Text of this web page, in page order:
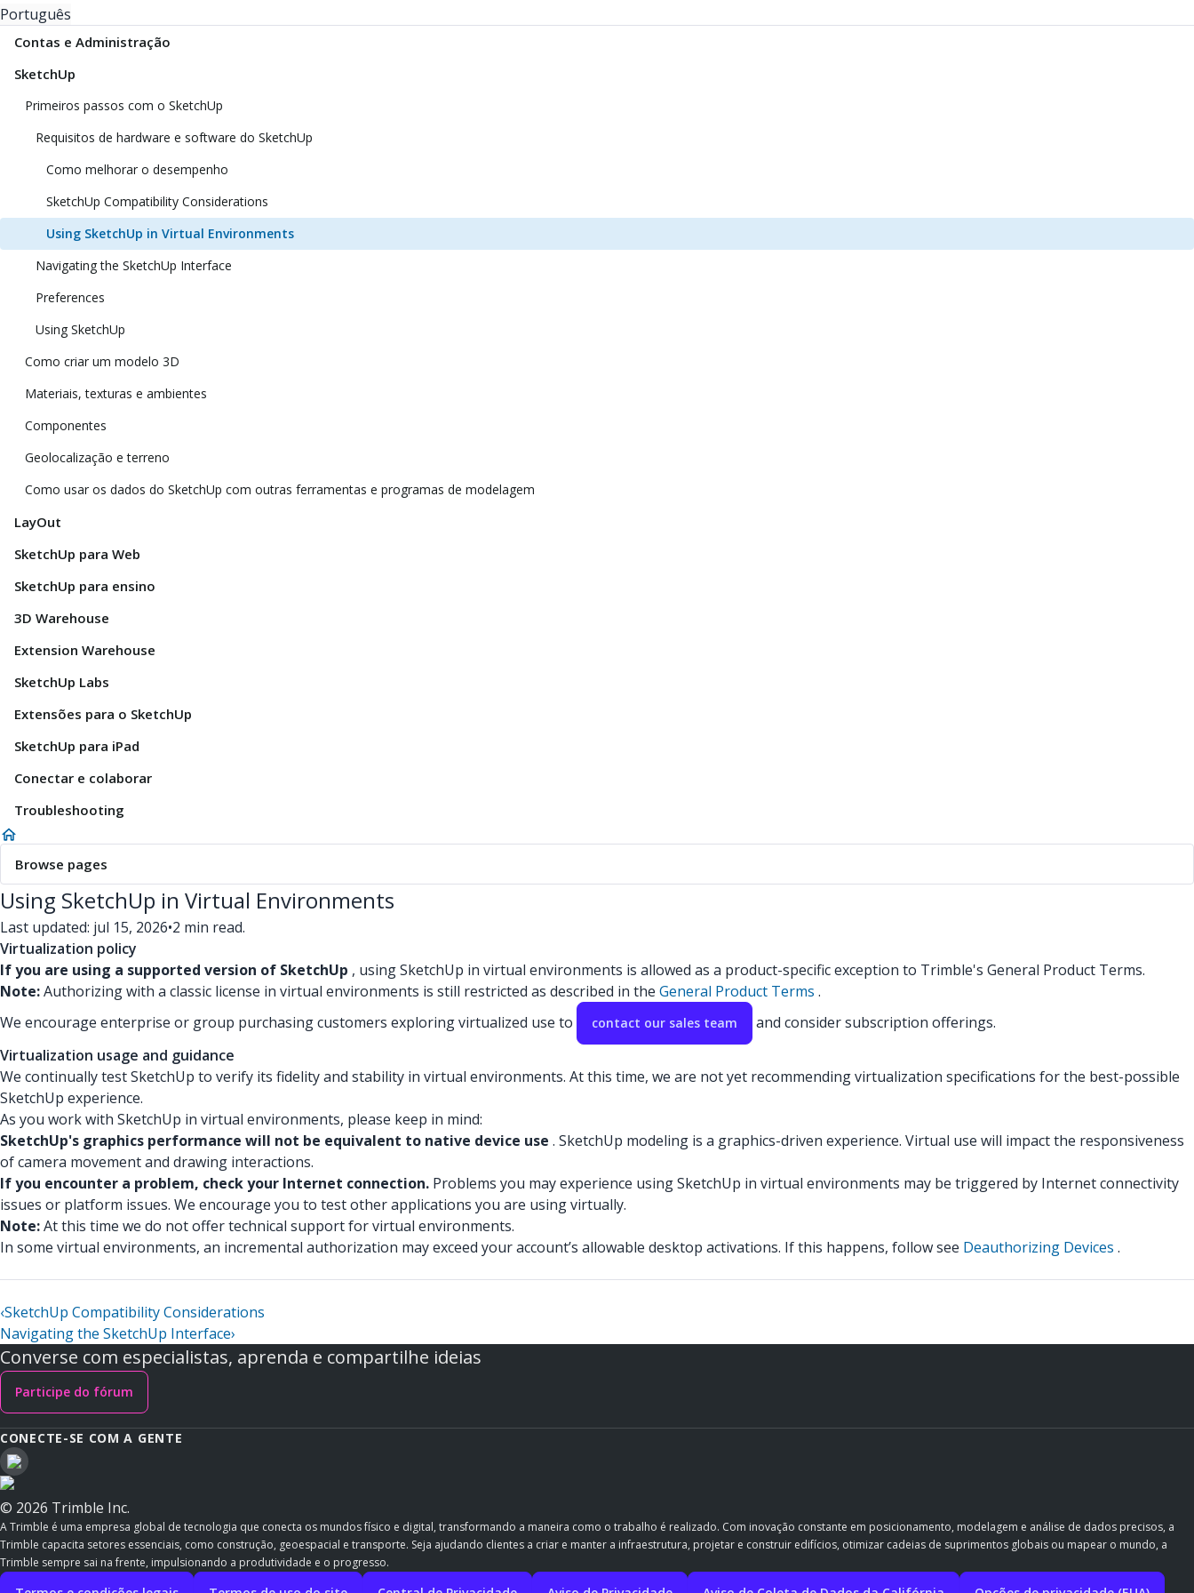
Português
Contas e Administração
SketchUp
Primeiros passos com o SketchUp
Requisitos de hardware e software do SketchUp
Como melhorar o desempenho
SketchUp Compatibility Considerations
Using SketchUp in Virtual Environments
Navigating the SketchUp Interface
Preferences
Using SketchUp
Como criar um modelo 3D
Materiais, texturas e ambientes
Componentes
Geolocalização e terreno
Como usar os dados do SketchUp com outras ferramentas e programas de modelagem
LayOut
SketchUp para Web
SketchUp para ensino
3D Warehouse
Extension Warehouse
SketchUp Labs
Extensões para o SketchUp
SketchUp para iPad
Conectar e colaborar
Troubleshooting
Browse pages
Using SketchUp in Virtual Environments
Last updated: jul 15, 2026•2 min read.
Virtualization policy
If you are using a supported version of SketchUp , using SketchUp in virtual environments is allowed as a product-specific exception to Trimble's General Product Terms.
Note:Authorizing with a classic license in virtual environments is still restricted as described in the General Product Terms .
We encourage enterprise or group purchasing customers exploring virtualized use to
contact our sales team
and consider subscription offerings.
Virtualization usage and guidance
We continually test SketchUp to verify its fidelity and stability in virtual environments. At this time, we are not yet recommending virtualization specifications for the best-possible
SketchUp experience.
As you work with SketchUp in virtual environments, please keep in mind:
SketchUp's graphics performance will not be equivalent to native device use . SketchUp modeling is a graphics-driven experience. Virtual use will impact the responsiveness
of camera movement and drawing interactions.
If you encounter a problem, check your Internet connection. Problems you may experience using SketchUp in virtual environments may be triggered by Internet connectivity
issues or platform issues. We encourage you to test other applications you are using virtually.
Note:At this time we do not offer technical support for virtual environments.
In some virtual environments, an incremental authorization may exceed your account’s allowable desktop activations. If this happens, follow see Deauthorizing Devices .
‹SketchUp Compatibility Considerations
Navigating the SketchUp Interface›
Converse com especialistas, aprenda e compartilhe ideias
Participe do fórum
CONECTE-SE COM A GENTE
© 2026 Trimble Inc.
A Trimble é uma empresa global de tecnologia que conecta os mundos físico e digital, transformando a maneira como o trabalho é realizado. Com inovação constante em posicionamento, modelagem e análise de dados precisos, a
Trimble capacita setores essenciais, como construção, geoespacial e transporte. Seja ajudando clientes a criar e manter a infraestrutura, projetar e construir edifícios, otimizar cadeias de suprimentos globais ou mapear o mundo, a
Trimble sempre sai na frente, impulsionando a produtividade e o progresso.